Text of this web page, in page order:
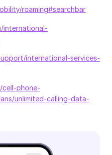
roaming#searchbar
international-
international-services-
cell-phone-
unlimited-calling-data-